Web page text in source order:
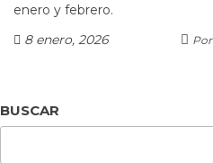
enero y febrero.
8 enero, 2026
Por
BUSCAR